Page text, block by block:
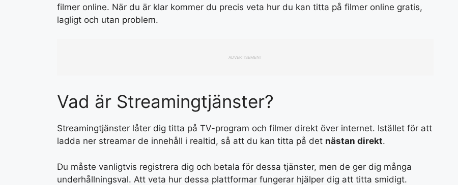
filmer online. När du är klar kommer du precis veta hur du kan titta på filmer online gratis,
lagligt och utan problem.
ADVERTISEMENT
Vad är Streamingtjänster?
Streamingtjänster låter dig titta på TV-program och filmer direkt över internet. Istället för att
ladda ner streamar de innehåll i realtid, så att du kan titta på det nästan direkt.
Du måste vanligtvis registrera dig och betala för dessa tjänster, men de ger dig många
underhållningsval. Att veta hur dessa plattformar fungerar hjälper dig att titta smidigt.